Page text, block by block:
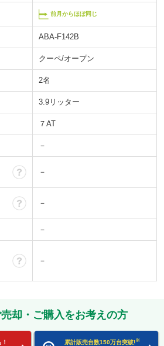
前月からほぼ同じ
ABA-F142B
クーペ/オープン
2名
3.9リッター
７AT
－
－
－
－
－
却・ご購入をお考えの方
累計販売台数150万台突破!※